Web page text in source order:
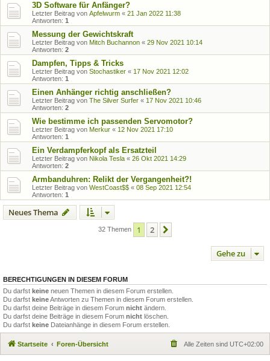
3D Software für Anfänger?
Letzter Beitrag von Apfelwurm « 21 Jan 2022 11:38
Antworten: 1
Messung der Gewichtskraft
Letzter Beitrag von Mitch Buchannon « 29 Nov 2021 10:14
Antworten: 2
Dampfen, Tipps & Tricks
Letzter Beitrag von Stochastiker « 17 Nov 2021 12:02
Antworten: 1
Einen Anhänger richtig anschließen?
Letzter Beitrag von The Silver Surfer « 17 Nov 2021 10:46
Antworten: 2
Wie bestimme ich passenden Servomotor?
Letzter Beitrag von Merkur « 12 Nov 2021 17:10
Antworten: 1
Ein Verdampferkopf als Ersatzteil
Letzter Beitrag von Nikola Tesla « 26 Okt 2021 14:29
Antworten: 2
Armbanduhren: Relikt der Vergangenheit?!
Letzter Beitrag von WestCoast$$ « 08 Sep 2021 12:54
Antworten: 1
Neues Thema
32 Themen 1 2
Gehe zu
BERECHTIGUNGEN IN DIESEM FORUM
Du darfst keine neuen Themen in diesem Forum erstellen.
Du darfst keineAntworten zu Themen in diesem Forum erstellen.
Du darfst deine Beiträge in diesem Forum nicht ändern.
Du darfst deine Beiträge in diesem Forum nicht löschen.
Du darfst keine Dateianhänge in diesem Forum erstellen.
Startseite Foren-Übersicht Alle Zeiten sind UTC+02:00